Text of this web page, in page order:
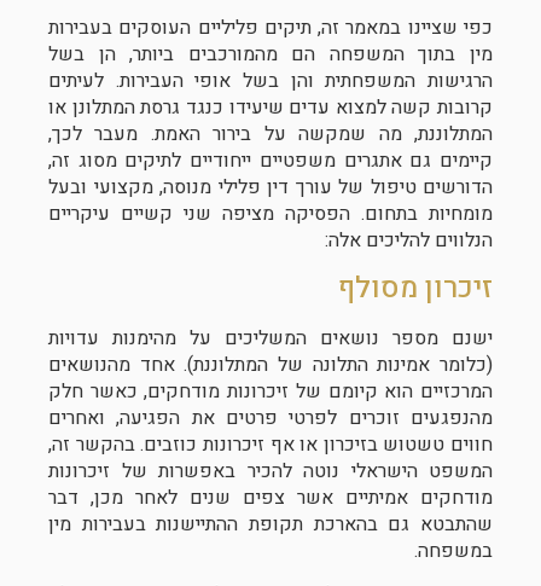
כפי שציינו במאמר זה, תיקים פליליים העוסקים בעבירות
מין בתוך המשפחה הם מהמורכבים ביותר, הן בשל
הרגישות המשפחתית והן בשל אופי העבירות. לעיתים
קרובות קשה למצוא עדים שיעידו כנגד גרסת המתלונן או
המתלוננת, מה שמקשה על בירור האמת. מעבר לכך,
קיימים גם אתגרים משפטיים ייחודיים לתיקים מסוג זה,
הדורשים טיפול של עורך דין פלילי מנוסה, מקצועי ובעל
מומחיות בתחום. הפסיקה מציפה שני קשיים עיקריים
הנלווים להליכים אלה:
זיכרון מסולף
ישנם מספר נושאים המשליכים על מהימנות עדויות
(כלומר אמינות התלונה של המתלוננת). אחד מהנושאים
המרכזיים הוא קיומם של זיכרונות מודחקים, כאשר חלק
מהנפגעים זוכרים לפרטי פרטים את הפגיעה, ואחרים
חווים טשטוש בזיכרון או אף זיכרונות כוזבים. בהקשר זה,
המשפט הישראלי נוטה להכיר באפשרות של זיכרונות
מודחקים אמיתיים אשר צפים שנים לאחר מכן, דבר
שהתבטא גם בהארכת תקופת ההתיישנות בעבירות מין
במשפחה.